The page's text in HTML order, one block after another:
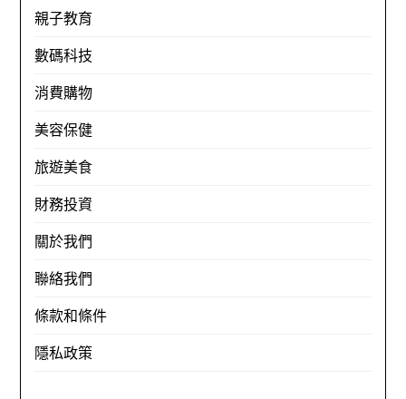
親子教育
數碼科技
消費購物
美容保健
旅遊美食
財務投資
關於我們
聯絡我們
條款和條件
隱私政策